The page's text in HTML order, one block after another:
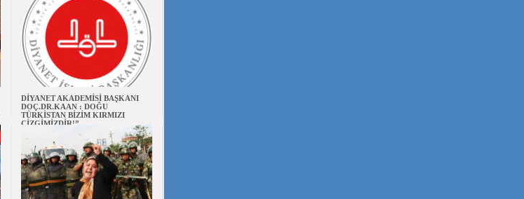
DİYANET AKADEMİSİ BAŞKANI
DOÇ.DR.KAAN : DOĞU
TÜRKİSTAN BİZİM KIRMIZI
ÇİZGİMİZDİR!”